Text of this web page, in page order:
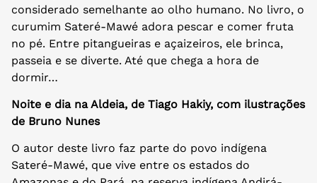
considerado semelhante ao olho humano. No livro, o
curumim Sateré-Mawé adora pescar e comer fruta
no pé. Entre pitangueiras e açaizeiros, ele brinca,
passeia e se diverte. Até que chega a hora de
dormir…
Noite e dia na Aldeia, de Tiago Hakiy, com ilustrações
de Bruno Nunes
O autor deste livro faz parte do povo indígena
Sateré-Mawé, que vive entre os estados do